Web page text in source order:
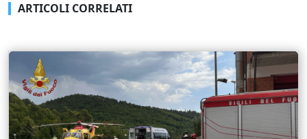
ARTICOLI CORRELATI